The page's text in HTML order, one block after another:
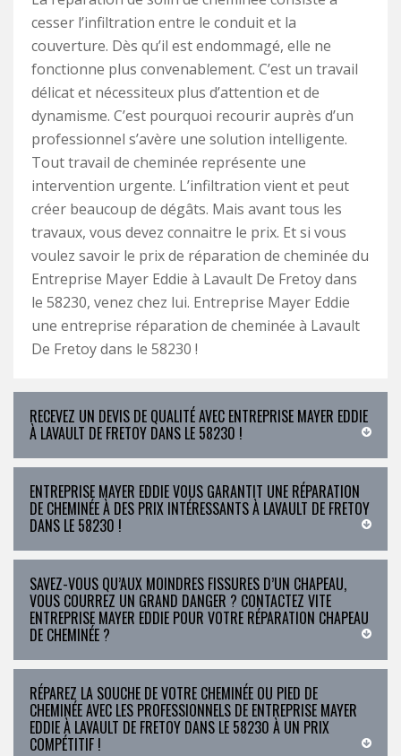
cesser l’infiltration entre le conduit et la
couverture. Dès qu’il est endommagé, elle ne
fonctionne plus convenablement. C’est un travail
délicat et nécessiteux plus d’attention et de
dynamisme. C’est pourquoi recourir auprès d’un
professionnel s’avère une solution intelligente.
Tout travail de cheminée représente une
intervention urgente. L’infiltration vient et peut
créer beaucoup de dégâts. Mais avant tous les
travaux, vous devez connaitre le prix. Et si vous
voulez savoir le prix de réparation de cheminée du
Entreprise Mayer Eddie à Lavault De Fretoy dans
le 58230, venez chez lui. Entreprise Mayer Eddie
une entreprise réparation de cheminée à Lavault
De Fretoy dans le 58230 !
RECEVEZ UN DEVIS DE QUALITÉ AVEC ENTREPRISE MAYER EDDIE
À LAVAULT DE FRETOY DANS LE 58230 !
ENTREPRISE MAYER EDDIE VOUS GARANTIT UNE RÉPARATION
DE CHEMINÉE À DES PRIX INTÉRESSANTS À LAVAULT DE FRETOY
DANS LE 58230 !
SAVEZ-VOUS QU’AUX MOINDRES FISSURES D’UN CHAPEAU,
VOUS COURREZ UN GRAND DANGER ? CONTACTEZ VITE
ENTREPRISE MAYER EDDIE POUR VOTRE RÉPARATION CHAPEAU
DE CHEMINÉE ?
RÉPAREZ LA SOUCHE DE VOTRE CHEMINÉE OU PIED DE
CHEMINÉE AVEC LES PROFESSIONNELS DE ENTREPRISE MAYER
EDDIE À LAVAULT DE FRETOY DANS LE 58230 À UN PRIX
COMPÉTITIF !